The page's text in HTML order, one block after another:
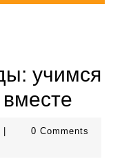
учимся
0 Comments